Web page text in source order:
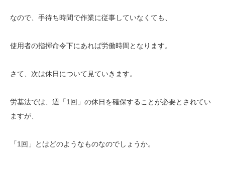
なので、手待ち時間で作業に従事していなくても、
使用者の指揮命令下にあれば労働時間となります。
さて、次は休日について見ていきます。
労基法では、週「1回」の休日を確保することが必要とされてい
ますが、
「1回」とはどのようなものなのでしょうか。